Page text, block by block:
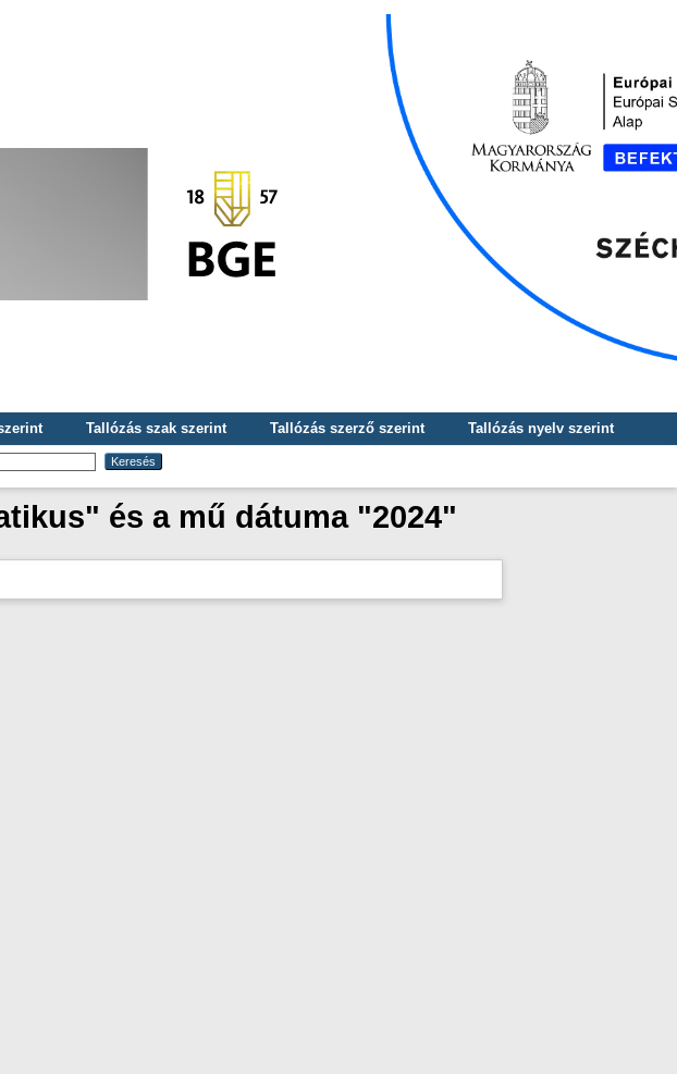
Tallózás szak szerint Tallózás szerző szerint
Tallózás nyelv szerint
és a mű dátuma "2024"